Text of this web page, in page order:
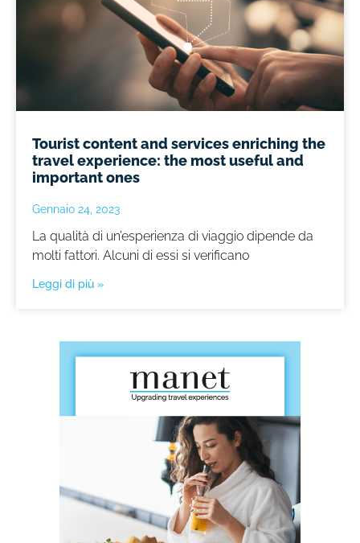
Tourist content and services enriching the
travel experience: the most useful and
important ones
Gennaio 24, 2023
La qualità di un’esperienza di viaggio dipende da
molti fattori. Alcuni di essi si verificano
Leggi di più »